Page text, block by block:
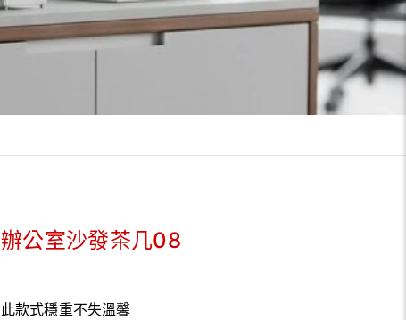
辦公室沙發茶几08
此款式穩重不失溫馨